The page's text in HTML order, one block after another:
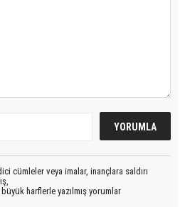
cümleler veya imalar, inançlara saldırı
harflerle yazılmış yorumlar